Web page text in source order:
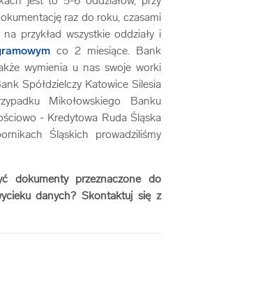
raz do roku, czasami
przykład wszystkie oddziały i
co 2 miesiące. Bank
wymienia u nas swoje worki
Spółdzielczy Katowice Silesia
Mikołowskiego Banku
- Kredytowa Ruda Śląska
Śląskich prowadziliśmy
dokumenty przeznaczone do
danych? Skontaktuj się z